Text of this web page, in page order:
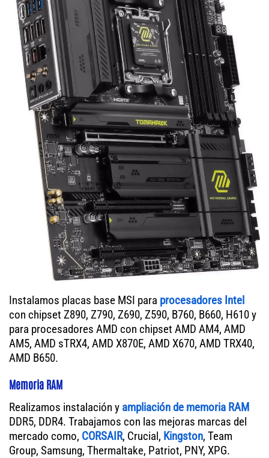
Instalamos placas base MSI para procesadores Intel
con chipset Z890, Z790, Z690, Z590, B760, B660, H610 y
para procesadores AMD con chipset AMD AM4, AMD
AM5, AMD sTRX4, AMD X870E, AMD X670, AMD TRX40,
AMD B650.
Memoria RAM
Realizamos instalación y ampliación de memoria RAM
DDR5, DDR4. Trabajamos con las mejoras marcas del
mercado como, CORSAIR, Crucial, Kingston, Team
Group, Samsung, Thermaltake, Patriot, PNY, XPG.